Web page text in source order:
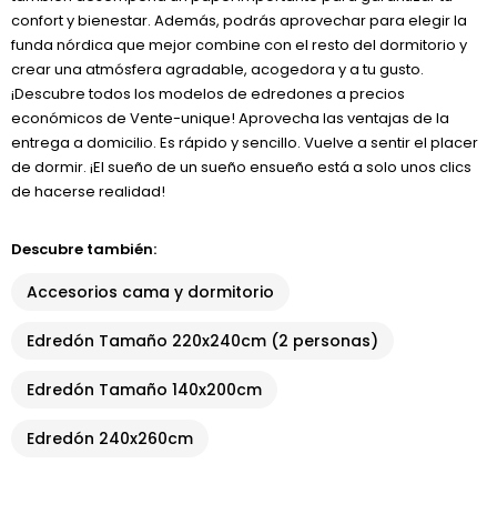
confort y bienestar. Además, podrás aprovechar para elegir la
funda nórdica que mejor combine con el resto del dormitorio y
crear una atmósfera agradable, acogedora y a tu gusto.
¡Descubre todos los modelos de edredones a precios
económicos de Vente-unique! Aprovecha las ventajas de la
entrega a domicilio. Es rápido y sencillo. Vuelve a sentir el placer
de dormir. ¡El sueño de un sueño ensueño está a solo unos clics
de hacerse realidad!
Descubre también:
Accesorios cama y dormitorio
Edredón Tamaño 220x240cm (2 personas)
Edredón Tamaño 140x200cm
Edredón 240x260cm